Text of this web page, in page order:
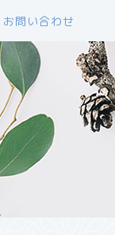
お問い合わせ